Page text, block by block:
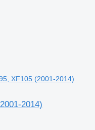
XF105 (2001-2014)
2014)